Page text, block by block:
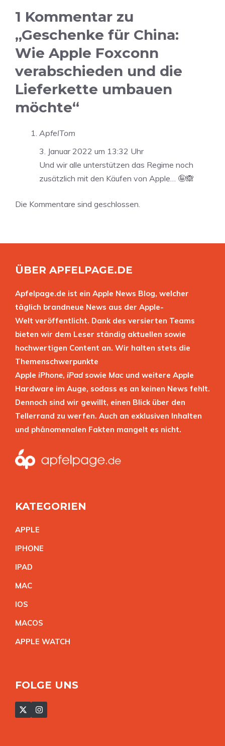
1 Kommentar zu
„Geschenke für China:
Wie Apple Foxconn
verabschieden und die
Lieferkette umbauen
möchte“
ApfelTom
3. Januar 2022 um 13:32 Uhr
Und wir alle unterstützen das Regime noch
zusätzlich mit den Käufen von Apple… 🤪🙈
Die Kommentare sind geschlossen.
ÜBER APFELPAGE.DE
Apfelpage.de ist ein Apple News Blog, welcher
täglich brandneue News aus der Apple-
Welt veröffentlicht. Dank des versierten Teams
bieten wir dem Leser ständig aktuellen sowie
hochwertigen Content an. Wir halten stets die
Themenschwerpunkte
Apple iPhone, iPad sowie Mac und weitere Apple
Hardware im Auge, sodass es an keinen News fehlt.
Dennoch sind wir gewillt, einen Blick über den
Tellerrand zu werfen. Auch an exklusiven Inhalten
und phänomenalen Fakten mangelt es nicht.
KATEGORIEN
APPLE
IPHONE
IPAD
MAC
IOS
MACOS
APPLE WATCH
FOLGE UNS